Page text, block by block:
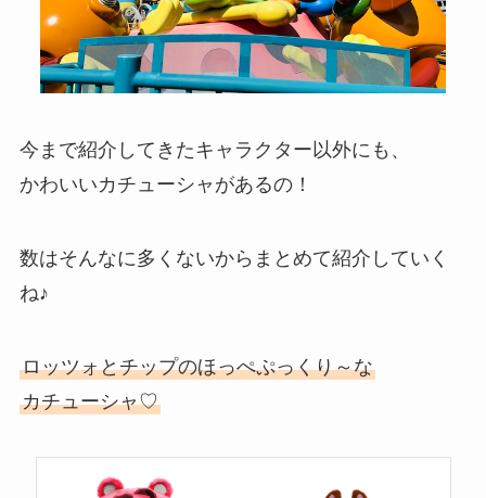
今まで紹介してきたキャラクター以外にも、
かわいいカチューシャがあるの！
数はそんなに多くないからまとめて紹介していく
ね♪
ロッツォとチップのほっぺぷっくり～な
カチューシャ♡